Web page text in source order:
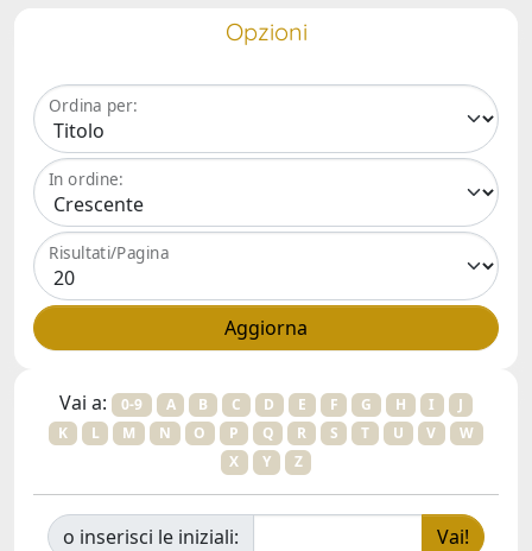
Opzioni
Ordina per:
In ordine:
Risultati/Pagina
Vai a: 0-9 A B C D E F G H I
J
K
L M N O P Q R S T U V
W
X
Y Z
o inserisci le iniziali: